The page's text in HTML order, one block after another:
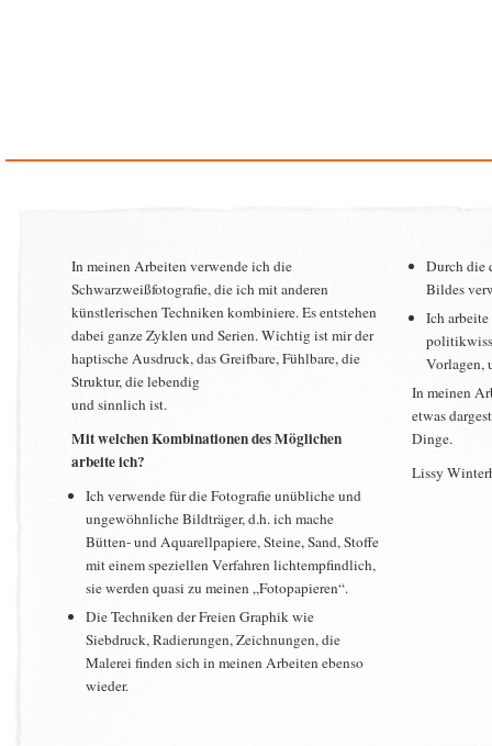
In meinen Arbeiten verwende ich die
Schwarzweißfotografie, die ich mit anderen
künstlerischen Techniken kombiniere. Es entstehen
dabei ganze Zyklen und Serien. Wichtig ist mir der
haptische Ausdruck, das Greifbare, Fühlbare, die
Struktur, die lebendig
und sinnlich ist.
Mit welchen Kombinationen des Möglichen
arbeite ich?
Ich verwende für die Fotografie unübliche und
ungewöhnliche Bildträger, d.h. ich mache
Bütten- und Aquarellpapiere, Steine, Sand, Stoffe
mit einem speziellen Verfahren lichtempfindlich,
sie werden quasi zu meinen „Fotopapieren“.
Die Techniken der Freien Graphik wie
Siebdruck, Radierungen, Zeichnungen, die
Malerei finden sich in meinen Arbeiten ebenso
wieder.
Durch die
Bildes
Ich
Vorlagen,
In meinen
etwas
Dinge.
Lissy